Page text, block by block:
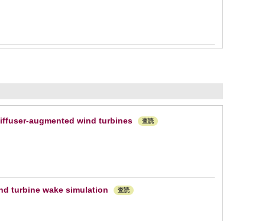
augmented wind turbines 査読
turbine wake simulation 査読